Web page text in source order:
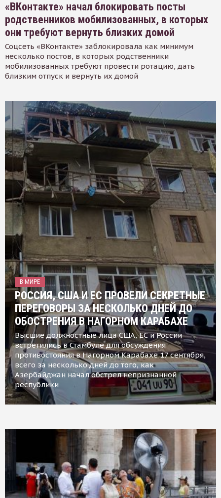
«ВКонтакте» начал блокировать посты
родственников мобилизованных, в которых
они требуют вернуть близких домой
Соцсеть «ВКонтакте» заблокировала как минимум
несколько постов, в которых родственники
мобилизованных требуют провести ротацию, дать
близким отпуск и вернуть их домой
В МИРЕ
РОССИЯ, США И ЕС ПРОВЕЛИ СЕКРЕТНЫЕ
ПЕРЕГОВОРЫ ЗА НЕСКОЛЬКО ДНЕЙ ДО
ОБОСТРЕНИЯ В НАГОРНОМ КАРАБАХЕ
Высшие должностные лица США, ЕС и России
встретились в Стамбуле для обсуждения
противостояния в Нагорном Карабахе 17 сентября,
всего за несколько дней до того, как
Азербайджан начал обстрел непризнанной
республики